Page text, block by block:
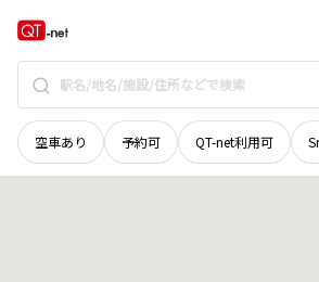
空車あり 予約可 QT-net利用可
北海道